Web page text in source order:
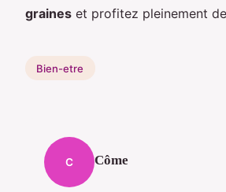
graines et profitez pleinement
Bien-etre
C Côme